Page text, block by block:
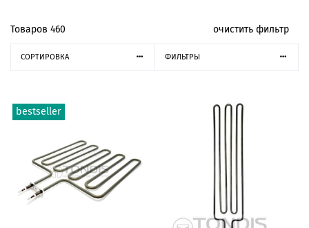
Товаров 460 очистить фильтр
СОРТИРОВКА ФИЛЬТРЫ
bestseller